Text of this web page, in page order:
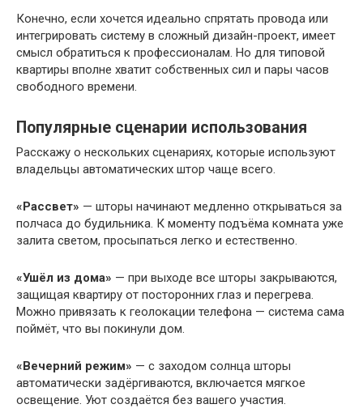
Конечно, если хочется идеально спрятать провода или
интегрировать систему в сложный дизайн-проект, имеет
смысл обратиться к профессионалам. Но для типовой
квартиры вполне хватит собственных сил и пары часов
свободного времени.
Популярные сценарии использования
Расскажу о нескольких сценариях, которые используют
владельцы автоматических штор чаще всего.
«Рассвет» — шторы начинают медленно открываться за
полчаса до будильника. К моменту подъёма комната уже
залита светом, просыпаться легко и естественно.
«Ушёл из дома» — при выходе все шторы закрываются,
защищая квартиру от посторонних глаз и перегрева.
Можно привязать к геолокации телефона — система сама
поймёт, что вы покинули дом.
«Вечерний режим» — с заходом солнца шторы
автоматически задёргиваются, включается мягкое
освещение. Уют создаётся без вашего участия.